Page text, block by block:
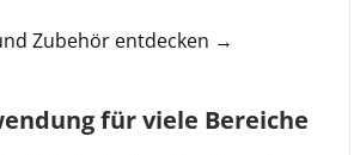
Zubehör entdecken →
für viele Bereiche